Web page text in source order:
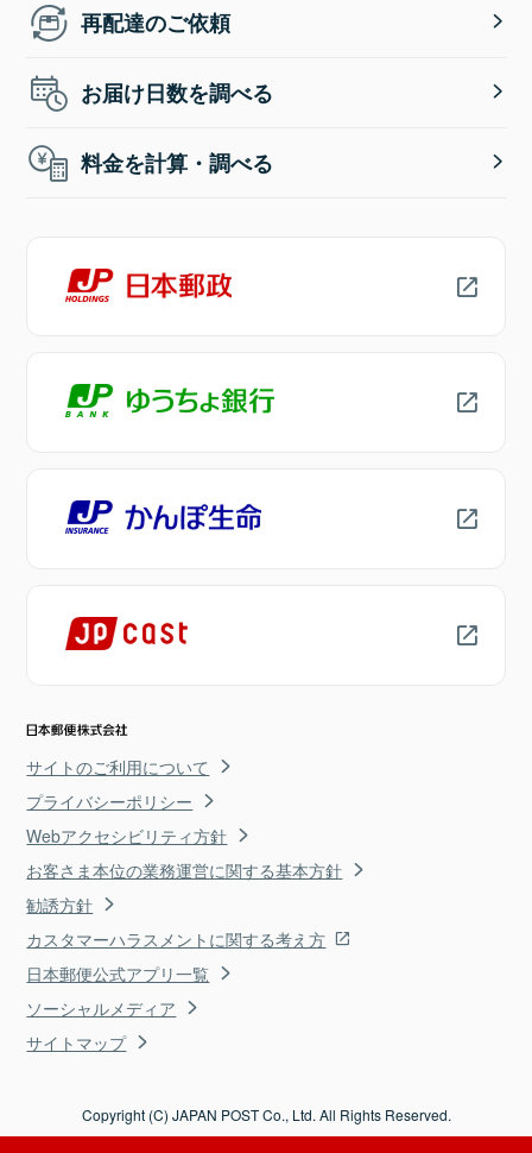
再配達のご依頼
お届け日数を調べる
料金を計算・調べる
サイトのご利用について
プライバシーポリシー
Webアクセシビリティ方針
お客さま本位の業務運営に関する基本方針
勧誘方針
カスタマーハラスメントに関する考え方
日本郵便公式アプリ一覧
ソーシャルメディア
サイトマップ
Copyright (C) JAPAN POST Co., Ltd. All Rights Reserved.